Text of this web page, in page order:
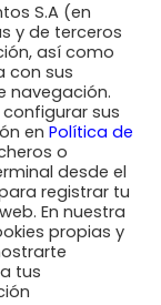
de datos ha
informado
status/1…
figura del
#LOPDla
status/1…
S.A (en
y de terceros
así como
con sus
navegación.
sus
en Política de
o
desde el
registrar tu
En nuestra
propias y
tus